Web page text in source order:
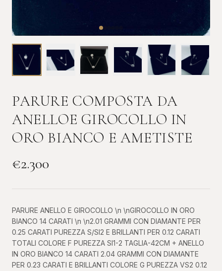
PARURE COMPOSTA DA
ANELLOE GIROCOLLO IN
ORO BIANCO E AMETISTE
€2.300
PARURE ANELLO E GIROCOLLO \n \nGIROCOLLO IN ORO
BIANCO 14 CARATI \n \n2.01 GRAMMI CON DIAMANTE PER
0.25 CARATI PUREZZA S/SI2 E BRILLANTI PER 0.12 CARATI
TOTALI COLORE F PUREZZA SI1-2 TAGLIA-42CM + ANELLO
IN ORO BIANCO 14 CARATI 2.04 GRAMMI CON DIAMANTE
PER 0.23 CARATI E BRILLANTI COLORE G PUREZZA VS2 0.12